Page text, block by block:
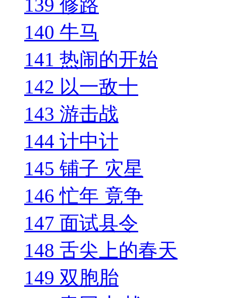
139 修路
140 牛马
141 热闹的开始
142 以一敌十
143 游击战
144 计中计
145 铺子 灾星
146 忙年 竟争
147 面试县令
148 舌尖上的春天
149 双胞胎